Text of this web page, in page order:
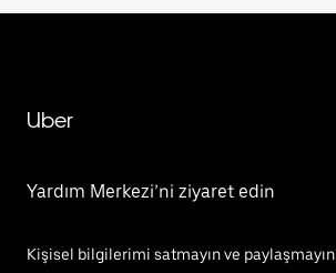
Uber
Yardım Merkezi’ni ziyaret edin
Kişisel bilgilerimi satmayın ve paylaşmayın